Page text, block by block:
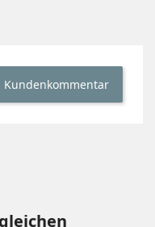
Kundenkommentar